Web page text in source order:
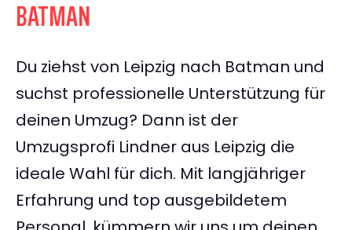
BATMAN
Du ziehst von Leipzig nach Batman und
suchst professionelle Unterstützung für
deinen Umzug? Dann ist der
Umzugsprofi Lindner aus Leipzig die
ideale Wahl für dich. Mit langjähriger
Erfahrung und top ausgebildetem